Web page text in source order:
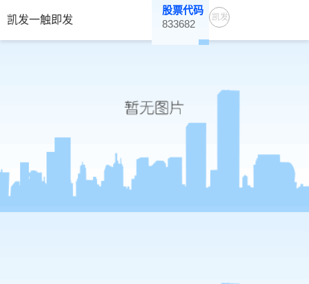
凯发一触即发
股票代码
833682
凯发